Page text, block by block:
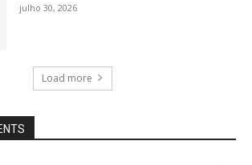
julho 30, 2026
Load more